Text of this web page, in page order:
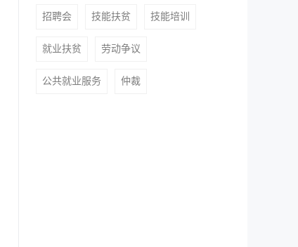
招聘会 技能扶贫 技能培训
就业扶贫 劳动争议
公共就业服务 仲裁